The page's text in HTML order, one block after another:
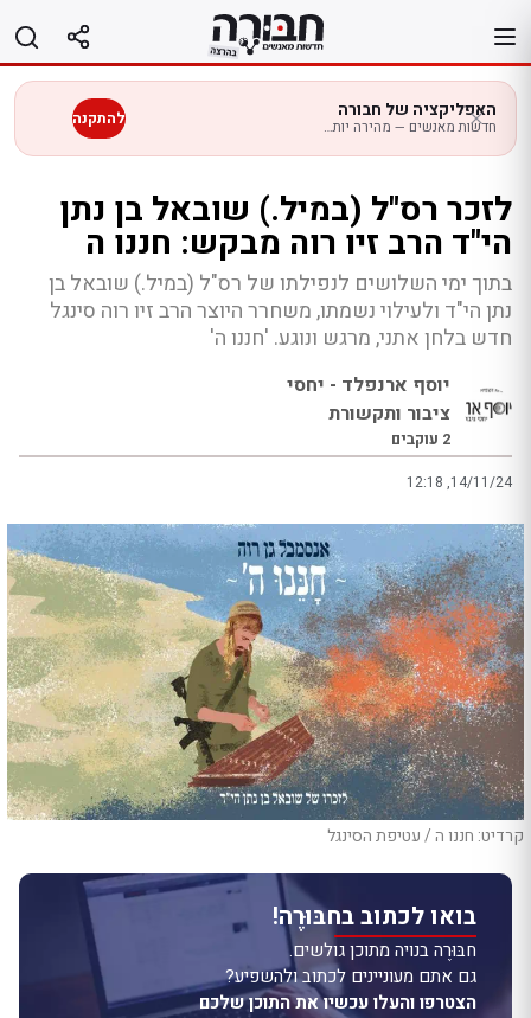
לתוכן
האפליקציה של חבורה
חדשות מאנשים — מהירה יותר בנייד להתקנה
לזכר רס"ל (במיל.) שובאל בן נתן
הי"ד הרב זיו רוה מבקש: חננו ה
בתוך ימי השלושים לנפילתו של רס"ל (במיל.) שובאל בן
נתן הי"ד ולעילוי נשמתו, משחרר היוצר הרב זיו רוה סינגל
חדש בלחן אתני, מרגש ונוגע. 'חננו ה'
יוסף ארנפלד - יחסי
ציבור ותקשורת
2 עוקבים
12:18 ,14/11/24
קרדיט: חננו ה / עטיפת הסינגל
בואו לכתוב בחבּוּרֶה!
חבּוּרֶה בנויה מתוכן גולשים.
גם אתם מעוניינים לכתוב ולהשפיע?
הצטרפו והעלו עכשיו את התוכן שלכם